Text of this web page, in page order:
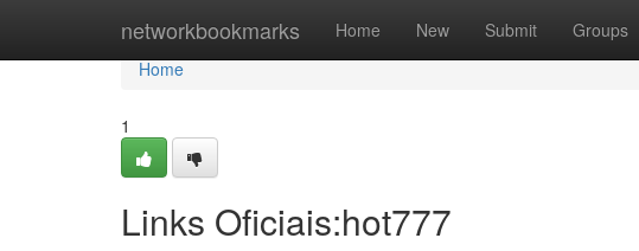
networkbookmarks Home New Submit Groups
Home
Home
1
Links Oficiais:hot777